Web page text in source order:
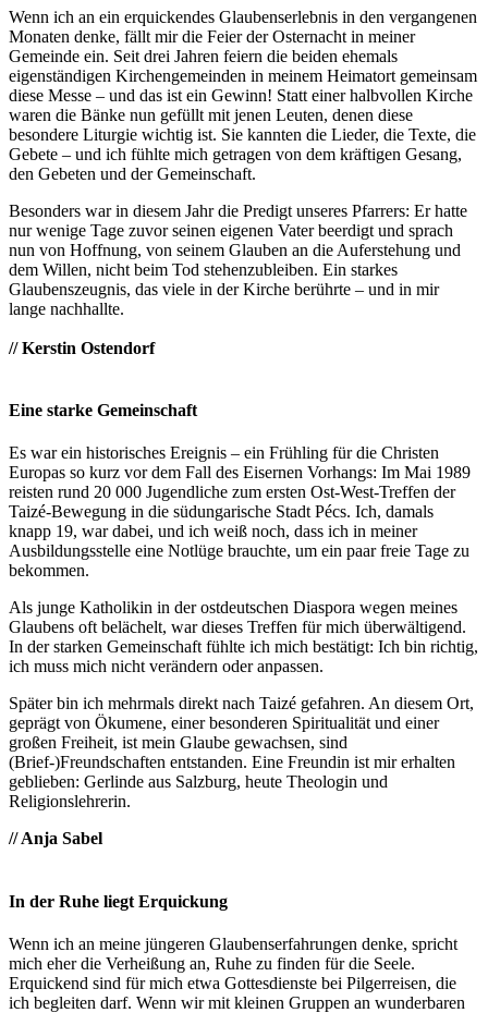
Wenn ich an ein erquickendes Glaubenserlebnis in den vergangenen
Monaten denke, fällt mir die Feier der Osternacht in meiner
Gemeinde ein. Seit drei Jahren feiern die beiden ehemals
eigenständigen Kirchengemeinden in meinem Heimatort gemeinsam
diese Messe – und das ist ein Gewinn! Statt einer halbvollen Kirche
waren die Bänke nun gefüllt mit jenen Leuten, denen diese
besondere Liturgie wichtig ist. Sie kannten die Lieder, die Texte, die
Gebete – und ich fühlte mich getragen von dem kräftigen Gesang,
den Gebeten und der Gemeinschaft.
Besonders war in diesem Jahr die Predigt unseres Pfarrers: Er hatte
nur wenige Tage zuvor seinen eigenen Vater beerdigt und sprach
nun von Hoffnung, von seinem Glauben an die Auferstehung und
dem Willen, nicht beim Tod stehenzubleiben. Ein starkes
Glaubenszeugnis, das viele in der Kirche berührte – und in mir
lange nachhallte.
// Kerstin Ostendorf
Eine starke Gemeinschaft
Es war ein historisches Ereignis – ein Frühling für die Christen
Europas so kurz vor dem Fall des Eisernen Vorhangs: Im Mai 1989
reisten rund 20 000 Jugendliche zum ersten Ost-West-Treffen der
Taizé-Bewegung in die südungarische Stadt Pécs. Ich, damals
knapp 19, war dabei, und ich weiß noch, dass ich in meiner
Ausbildungsstelle eine Notlüge brauchte, um ein paar freie Tage zu
bekommen.
Als junge Katholikin in der ostdeutschen Diaspora wegen meines
Glaubens oft belächelt, war dieses Treffen für mich überwältigend.
In der starken Gemeinschaft fühlte ich mich bestätigt: Ich bin richtig,
ich muss mich nicht verändern oder anpassen.
Später bin ich mehrmals direkt nach Taizé gefahren. An diesem Ort,
geprägt von Ökumene, einer besonderen Spiritualität und einer
großen Freiheit, ist mein Glaube gewachsen, sind
(Brief-)Freundschaften entstanden. Eine Freundin ist mir erhalten
geblieben: Gerlinde aus Salzburg, heute Theologin und
Religionslehrerin.
// Anja Sabel
In der Ruhe liegt Erquickung
Wenn ich an meine jüngeren Glaubenserfahrungen denke, spricht
mich eher die Verheißung an, Ruhe zu finden für die Seele.
Erquickend sind für mich etwa Gottesdienste bei Pilgerreisen, die
ich begleiten darf. Wenn wir mit kleinen Gruppen an wunderbaren